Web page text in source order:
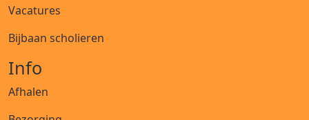
Vacatures
Bijbaan scholieren
Info
Afhalen